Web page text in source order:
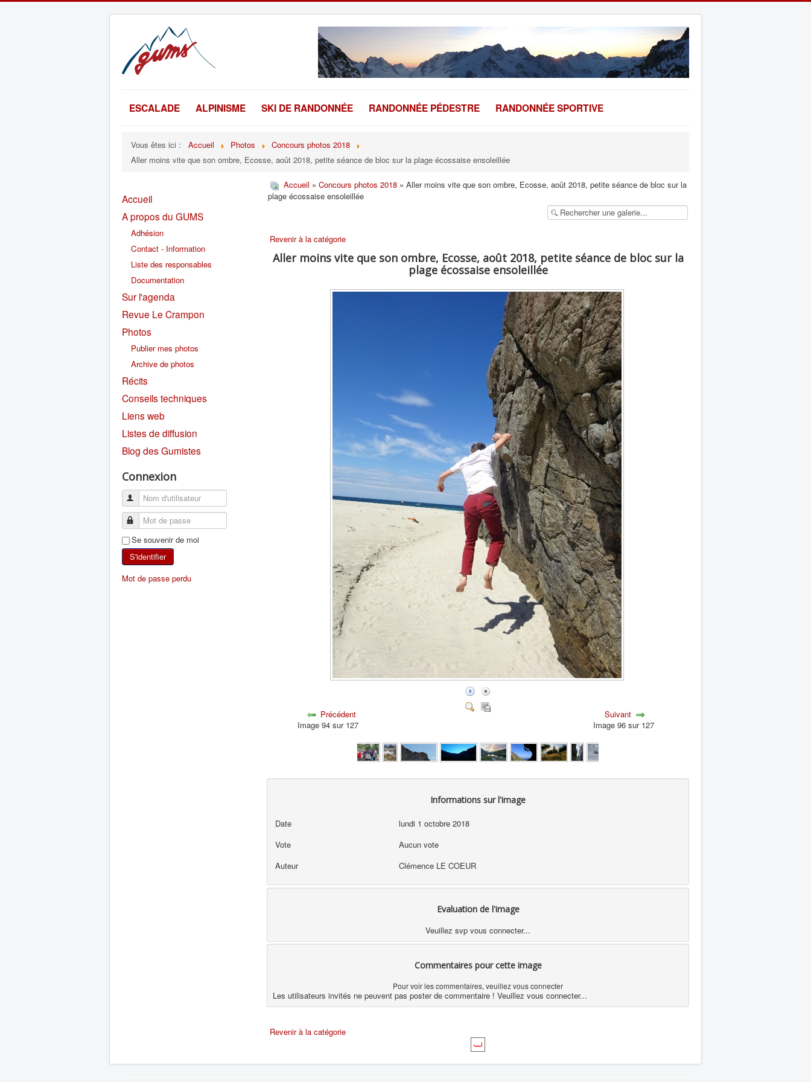
ESCALADE ALPINISME SKI DE RANDONNÉE RANDONNÉE PÉDESTRE RANDONNÉE SPORTIVE
Vous êtes ici : Accueil Photos
Concours photos 2018
Aller moins vite que son ombre, Ecosse, août 2018, petite séance de bloc sur la plage écossaise ensoleillée
Accueil
A propos du GUMS
Adhésion
Contact - Information
Liste des responsables
Documentation
Sur l'agenda
Revue Le Crampon
Photos
Publier mes photos
Archive de photos
Récits
Conseils techniques
Liens web
Listes de diffusion
Blog des Gumistes
Connexion
Se souvenir de moi
S'identifier
Mot de passe perdu
Accueil » Concours photos 2018 » Aller moins vite que son ombre, Ecosse, août 2018, petite séance de bloc sur la
plage écossaise ensoleillée
Revenir à la catégorie
Aller moins vite que son ombre, Ecosse, août 2018, petite séance de bloc sur la
plage écossaise ensoleillée
Précédent
Image 94 sur 127
Suivant
Image 96 sur 127
Informations sur l'image
Date
lundi 1 octobre 2018
Vote
Aucun vote
Auteur
Clémence LE COEUR
Evaluation de l'image
Veuillez svp vous connecter...
Commentaires pour cette image
Pour voir les commentaires, veuillez vous connecter
Les utilisateurs invités ne peuvent pas poster de commentaire ! Veuillez vous connecter...
Revenir à la catégorie